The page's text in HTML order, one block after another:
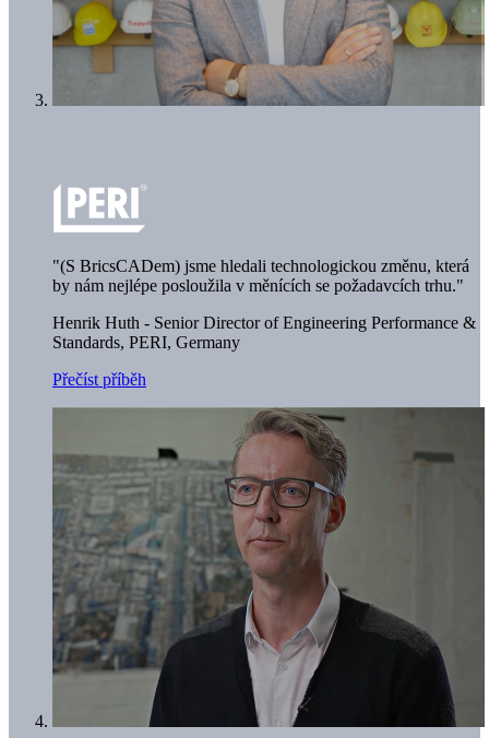
"(S BricsCADem) jsme hledali technologickou změnu, která
by nám nejlépe posloužila v měnících se požadavcích trhu."
Henrik Huth - Senior Director of Engineering Performance &
Standards, PERI, Germany
Přečíst příběh